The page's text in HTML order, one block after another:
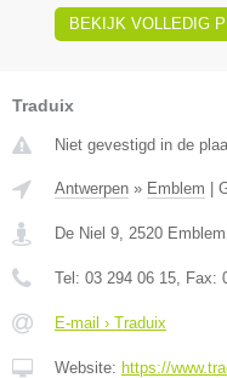
BEKIJK VOLLEDIG
Traduix
Niet gevestigd in de
Antwerpen » Emblem
De Niel 9, 2520 Emblem
Tel: 03 294 06 15, Fax:
E-mail › Traduix
Website: https://